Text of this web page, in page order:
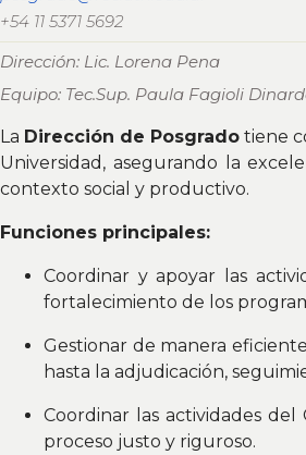
+54 11 5371 5692
Dirección: Lic. Lorena Pena
Equipo: Tec.Sup. Paula Fagioli
La Dirección de Posgrado tiene
Universidad, asegurando la
contexto social y productivo.
Funciones principales:
Coordinar y apoyar las
fortalecimiento de los
Gestionar de manera
hasta la adjudicación,
Coordinar las actividades
proceso justo y riguroso.